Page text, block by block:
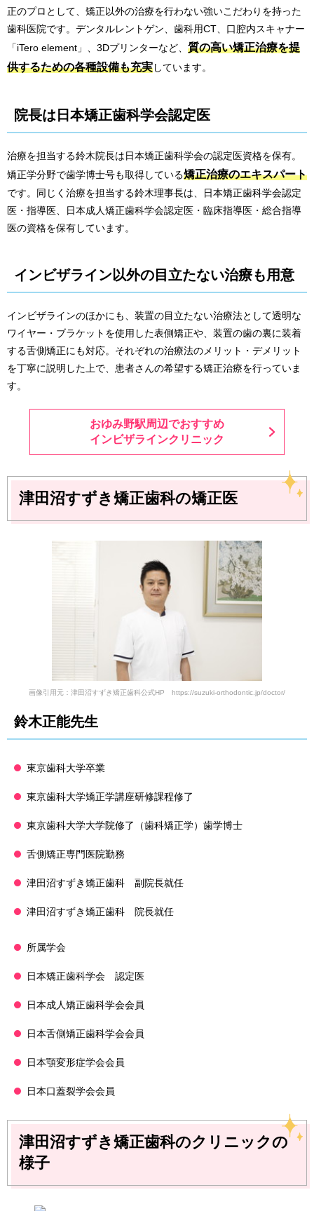
正のプロとして、矯正以外の治療を行わない強いこだわりを持った
歯科医院です。デンタルレントゲン、歯科用CT、口腔内スキャナー
「iTero element」、3Dプリンターなど、 質の高い矯正治療を提
供するための各種設備も充実しています。
院長は日本矯正歯科学会認定医
治療を担当する鈴木院長は日本矯正歯科学会の認定医資格を保有。
矯正学分野で歯学博士号も取得している矯正治療のエキスパート
です。同じく治療を担当する鈴木理事長は、日本矯正歯科学会認定
医・指導医、日本成人矯正歯科学会認定医・臨床指導医・総合指導
医の資格を保有しています。
インビザライン以外の目立たない治療も用意
インビザラインのほかにも、装置の目立たない治療法として透明な
ワイヤー・ブラケットを使用した表側矯正や、装置の歯の裏に装着
する舌側矯正にも対応。それぞれの治療法のメリット・デメリット
を丁寧に説明した上で、患者さんの希望する矯正治療を行っていま
す。
おゆみ野駅周辺でおすすめ
インビザラインクリニック
津田沼すずき矯正歯科の矯正医
画像引用元：津田沼すずき矯正歯科公式HP https://suzuki-orthodontic.jp/doctor/
鈴木正能先生
東京歯科大学卒業
東京歯科大学矯正学講座研修課程修了
東京歯科大学大学院修了（歯科矯正学）歯学博士
舌側矯正専門医院勤務
津田沼すずき矯正歯科 副院長就任
津田沼すずき矯正歯科 院長就任
所属学会
日本矯正歯科学会 認定医
日本成人矯正歯科学会会員
日本舌側矯正歯科学会会員
日本顎変形症学会会員
日本口蓋裂学会会員
津田沼すずき矯正歯科のクリニックの
様子